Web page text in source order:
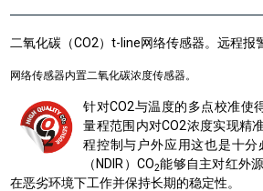
二氧化碳（CO2）t-line网络传感器。远程报
网络传感器内置二氧化碳浓度传感器。
针对CO2与温度的多点校准使
量程范围内对CO2浓度实现精
程控制与户外应用这也是十分
（NDIR）CO2能够自主对红外
在恶劣环境下工作并保持长期的稳定性。